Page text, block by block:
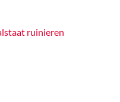
ruinieren